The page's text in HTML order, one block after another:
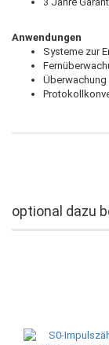
Anwendungen
Systeme zur
Überwachung
optional dazu